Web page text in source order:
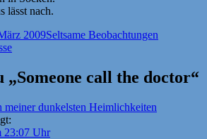
lässt nach.
2009Kategorien
Seltsame Beobachtungen
„Someone call the doctor“
meiner dunkelsten Heimlichkeiten
23:07 Uhr